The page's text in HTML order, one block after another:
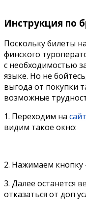
Инструкция по
Поскольку билеты
финского
с необходимостью
языке. Но не
выгода от покупки
возможные
1. Переходим на
видим такое окно:
2. Нажимаем кнопку
3. Далее останется
отказаться от доп